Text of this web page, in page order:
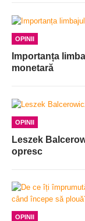
OPINII
Importanța
monetară
OPINII
Leszek
opresc
OPINII